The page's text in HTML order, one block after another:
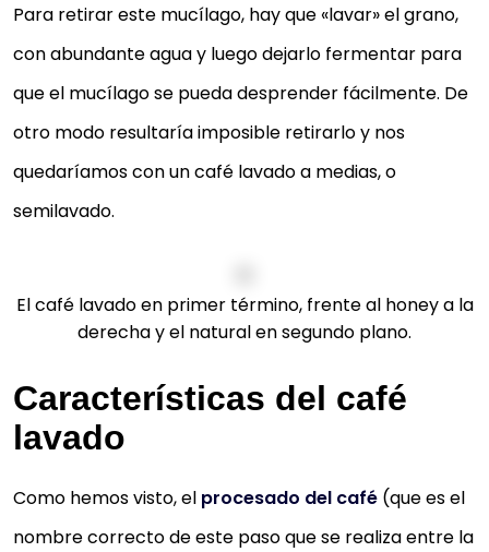
Para retirar este mucílago, hay que «lavar» el grano,
con abundante agua y luego dejarlo fermentar para
que el mucílago se pueda desprender fácilmente. De
otro modo resultaría imposible retirarlo y nos
quedaríamos con un café lavado a medias, o
semilavado.
El café lavado en primer término, frente al honey a la
derecha y el natural en segundo plano.
Características del café
lavado
Como hemos visto, el procesado del café (que es el
nombre correcto de este paso que se realiza entre la